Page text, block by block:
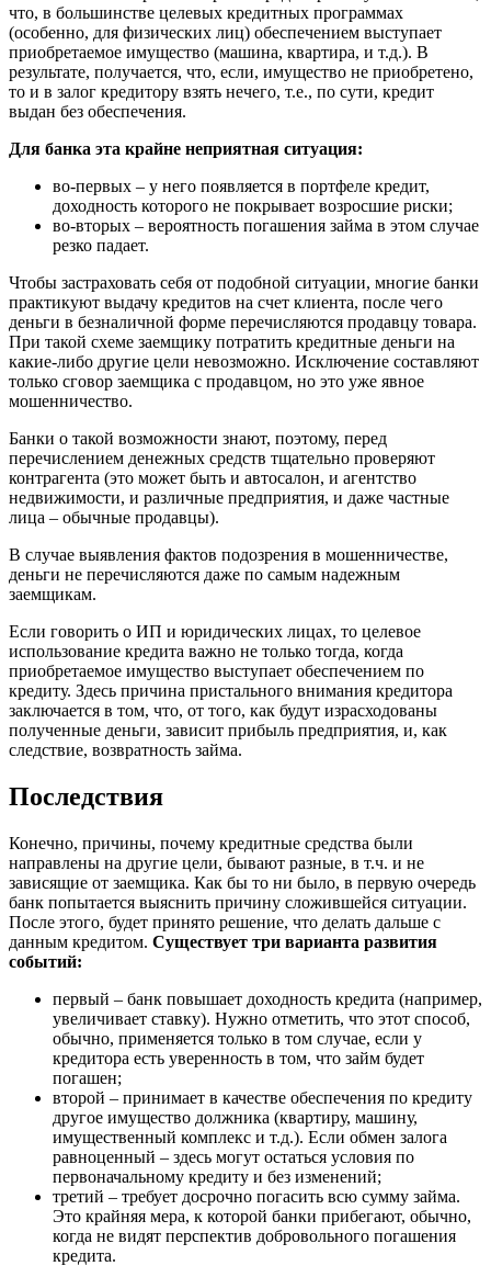
что, в большинстве целевых кредитных программах
(особенно, для физических лиц) обеспечением выступает
приобретаемое имущество (машина, квартира, и т.д.). В
результате, получается, что, если, имущество не приобретено,
то и в залог кредитору взять нечего, т.е., по сути, кредит
выдан без обеспечения.
Для банка эта крайне неприятная ситуация:
во-первых – у него появляется в портфеле кредит,
доходность которого не покрывает возросшие риски;
во-вторых – вероятность погашения займа в этом случае
резко падает.
Чтобы застраховать себя от подобной ситуации, многие банки
практикуют выдачу кредитов на счет клиента, после чего
деньги в безналичной форме перечисляются продавцу товара.
При такой схеме заемщику потратить кредитные деньги на
какие-либо другие цели невозможно. Исключение составляют
только сговор заемщика с продавцом, но это уже явное
мошенничество.
Банки о такой возможности знают, поэтому, перед
перечислением денежных средств тщательно проверяют
контрагента (это может быть и автосалон, и агентство
недвижимости, и различные предприятия, и даже частные
лица – обычные продавцы).
В случае выявления фактов подозрения в мошенничестве,
деньги не перечисляются даже по самым надежным
заемщикам.
Если говорить о ИП и юридических лицах, то целевое
использование кредита важно не только тогда, когда
приобретаемое имущество выступает обеспечением по
кредиту. Здесь причина пристального внимания кредитора
заключается в том, что, от того, как будут израсходованы
полученные деньги, зависит прибыль предприятия, и, как
следствие, возвратность займа.
Последствия
Конечно, причины, почему кредитные средства были
направлены на другие цели, бывают разные, в т.ч. и не
зависящие от заемщика. Как бы то ни было, в первую очередь
банк попытается выяснить причину сложившейся ситуации.
После этого, будет принято решение, что делать дальше с
данным кредитом. Существует три варианта развития
событий:
первый – банк повышает доходность кредита (например,
увеличивает ставку). Нужно отметить, что этот способ,
обычно, применяется только в том случае, если у
кредитора есть уверенность в том, что займ будет
погашен;
второй – принимает в качестве обеспечения по кредиту
другое имущество должника (квартиру, машину,
имущественный комплекс и т.д.). Если обмен залога
равноценный – здесь могут остаться условия по
первоначальному кредиту и без изменений;
третий – требует досрочно погасить всю сумму займа.
Это крайняя мера, к которой банки прибегают, обычно,
когда не видят перспектив добровольного погашения
кредита.